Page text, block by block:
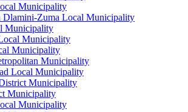
Municipality
Dlamini-Zuma Local Municipality
Municipality
Municipality
Municipality
Municipality
Local Municipality
Municipality
Municipality
Municipality